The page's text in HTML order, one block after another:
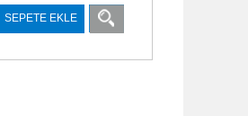
SEPETE EKLE